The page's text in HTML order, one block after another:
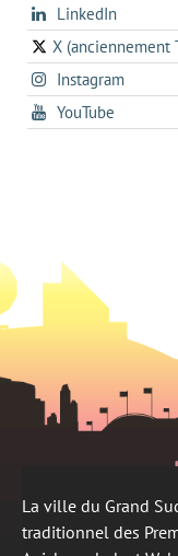
onglet
in
a
new
tab
LinkedInopens
in
a
new
X (anciennement
s'ouvre
dans
un
nouvel
Instagrams'ouvre
dans
un
YouTube
dans
La ville du Grand
traditionnel des